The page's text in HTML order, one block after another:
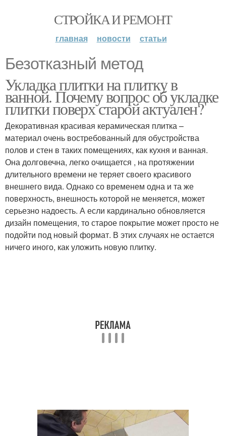
СТРОЙКА И РЕМОНТ
главная новости статьи
Безотказный метод
Укладка плитки на плитку в
ванной. Почему вопрос об укладке
плитки поверх старой актуален?
Декоративная красивая керамическая плитка –
материал очень востребованный для обустройства
полов и стен в таких помещениях, как кухня и ванная.
Она долговечна, легко очищается , на протяжении
длительного времени не теряет своего красивого
внешнего вида. Однако со временем одна и та же
поверхность, внешность которой не меняется, может
серьезно надоесть. А если кардинально обновляется
дизайн помещения, то старое покрытие может просто не
подойти под новый формат. В этих случаях не остается
ничего иного, как уложить новую плитку.